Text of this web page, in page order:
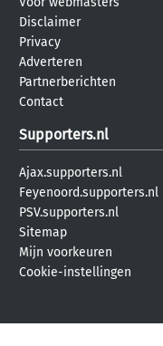
Disclaimer
Privacy
Adverteren
Partnerberichten
Contact
Supporters.nl
Ajax.supporters.nl
Feyenoord.supporters.nl
PSV.supporters.nl
Sitemap
Mijn voorkeuren
Cookie-instellingen